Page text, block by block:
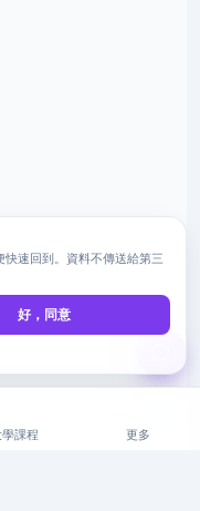
課程 更多
速回到。資料不傳送給第三
好，同意